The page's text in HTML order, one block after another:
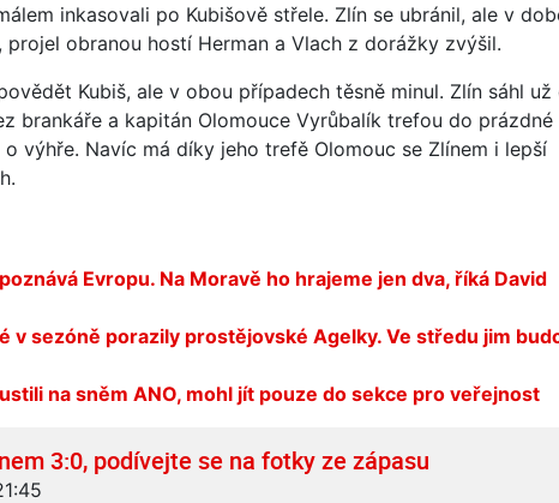
inkasovali po Kubišově střele. Zlín se ubránil, ale v
projel obranou hostí Herman a Vlach z dorážky zvýšil.
Kubiš, ale v obou případech těsně minul. Zlín sáhl už
brankáře a kapitán Olomouce Vyrůbalík trefou do prázdné
výhře. Navíc má díky jeho trefě Olomouc se Zlínem i lepší
Evropu. Na Moravě ho hrajeme jen dva, říká David
v sezóně porazily prostějovské Agelky. Ve středu jim
na sněm ANO, mohl jít pouze do sekce pro veřejnost
3:0, podívejte se na fotky ze zápasu